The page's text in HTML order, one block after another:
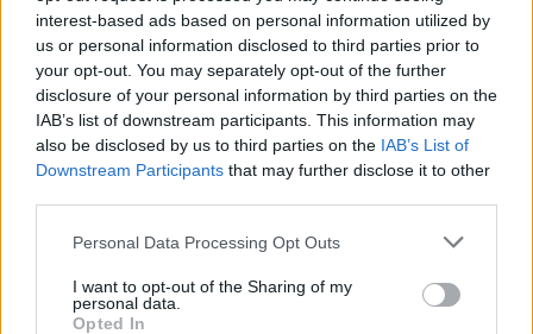
interest-based ads based on personal information utilized by
us or personal information disclosed to third parties prior to
your opt-out. You may separately opt-out of the further
disclosure of your personal information by third parties on the
IAB’s list of downstream participants. This information may
also be disclosed by us to third parties on the IAB’s List of
Downstream Participants that may further disclose it to other
Personal Data Processing Opt Outs
I want to opt-out of the Sharing of my
personal data.
Opted In